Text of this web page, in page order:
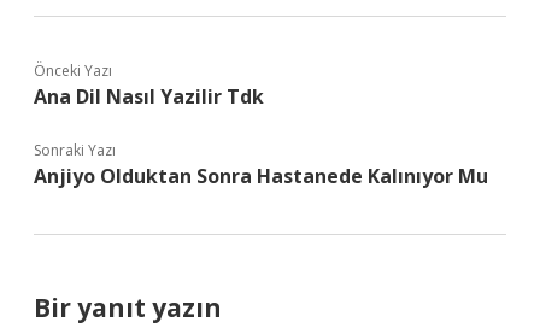
Önceki Yazı
Ana Dil Nasıl Yazilir Tdk
Sonraki Yazı
Anjiyo Olduktan Sonra Hastanede Kalınıyor Mu
Bir yanıt yazın